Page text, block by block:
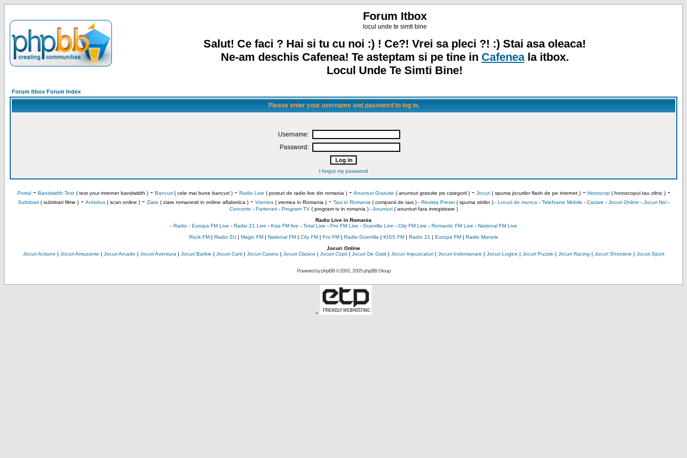
Forum Itbox
locul unde te simti bine
Salut! Ce faci ? Hai si tu cu noi :) ! Ce?! Vrei sa pleci ?! :) Stai asa oleaca!
Ne-am deschis Cafenea! Te asteptam si pe tine in Cafeneala itbox.
Locul Unde Te Simti Bine!
Forum Itbox Forum Index
Please enter your username and password to log in.
Username:
Password:
I forgot my password
Portal- Bandwidth Test ( test your internet bandwidth )- Bancuri( cele mai bune bancuri )- Radio Live ( posturi de radio live din romania )- Anunturi Gratuite ( anunturi gratuite pe categorii )- Jocuri( spuma jocurilor flash de pe internet )- Horoscop( horoscopul tau zilnic )-
Subtitrari( subtitrari filme )- Antivirus( scan online )- Ziare ( ziare romanesti in ordine alfabetica )- Vremea ( vremea in Romania )- Taxi in Romania ( companii de taxi ) - Revista Presei( spuma stirilor ) - Locuri de munca - Telefoane Mobile - Cazare - Jocuri Online - Jocuri Noi-
Concerte - Parteneri- Program TV( program tv in romania )-Anunturi( anunturi fara inregistrare )
Radio Live in Romania
- Radio- Europa FM Live - Radio 21 Live - Kiss FM live - Total Live - Pro FM Live - Guerrilla Live - City FM Live - Romantic FM Live - National FM Live
Rock FM| Radio ZU| Magic FM| National FM| City FM| Pro FM| Radio Guerrilla | KISS FM| Radio 21 | Europa FM| Radio Manele
Jocuri Online
Jocuri Actiune | Jocuri Amuzante | Jocuri Arcade | Jocuri Aventura | Jocuri Barbie | Jocuri Carti| Jocuri Casino| Jocuri Clasice | Jocuri Copii| Jocuri De Gatit| Jocuri Impuscaturi| Jocuri Indemanare | Jocuri Logice | Jocuri Puzzle | Jocuri Racing | Jocuri Shootere | Jocuri Sport
Powered byphpBB© 2001, 2005 phpBB Group
-